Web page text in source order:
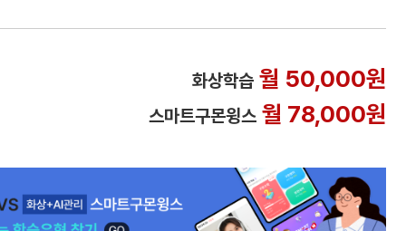
화상학습 월 50,000원
스마트구몬윙스 월 78,000원